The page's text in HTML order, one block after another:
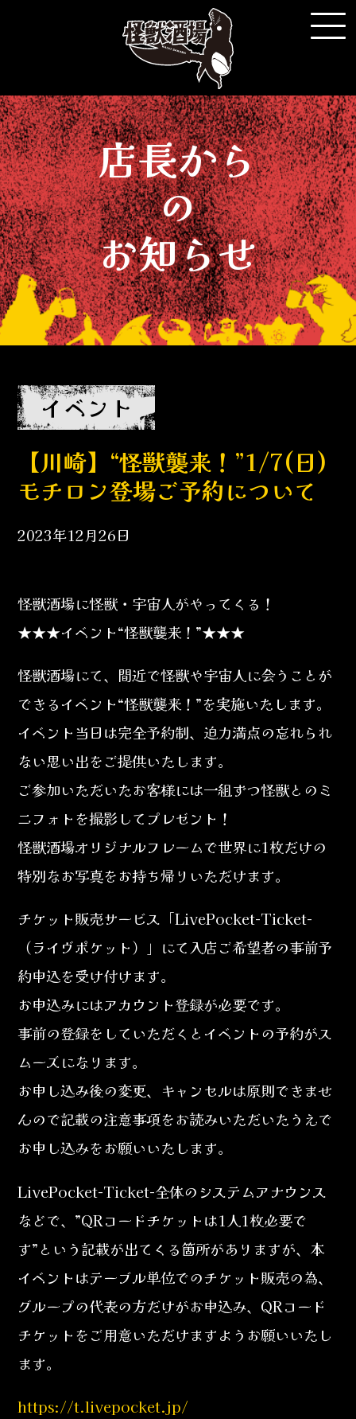
店長から
の
お知らせ
イベント
【川崎】“怪獣襲来！”1/7(日)
モチロン登場ご予約について
2023年12月26日
怪獣酒場に怪獣・宇宙人がやってくる！
★★★イベント“怪獣襲来！”★★★
怪獣酒場にて、間近で怪獣や宇宙人に会うことが
できるイベント“怪獣襲来！”を実施いたします。
イベント当日は完全予約制、迫力満点の忘れられ
ない思い出をご提供いたします。
ご参加いただいたお客様には一組ずつ怪獣とのミ
ニフォトを撮影してプレゼント！
怪獣酒場オリジナルフレームで世界に1枚だけの
特別なお写真をお持ち帰りいただけます。
チケット販売サービス「LivePocket-Ticket-
（ライヴポケット）」にて入店ご希望者の事前予
約申込を受け付けます。
お申込みにはアカウント登録が必要です。
事前の登録をしていただくとイベントの予約がス
ムーズになります。
お申し込み後の変更、キャンセルは原則できませ
んので記載の注意事項をお読みいただいたうえで
お申し込みをお願いいたします。
LivePocket-Ticket-全体のシステムアナウンス
などで、”QRコードチケットは1人1枚必要で
す”という記載が出てくる箇所がありますが、本
イベントはテーブル単位でのチケット販売の為、
グループの代表の方だけがお申込み、QRコード
チケットをご用意いただけますようお願いいたし
ます。
https://t.livepocket.jp/